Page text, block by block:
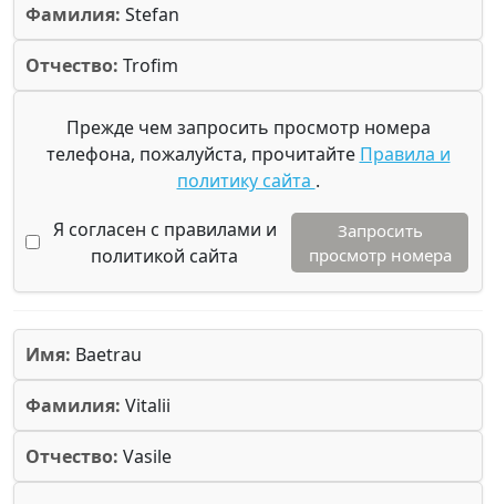
Фамилия: Stefan
Отчество: Trofim
Прежде чем запросить просмотр номера
телефона, пожалуйста, прочитайте Правила и
политику сайта .
Я согласен с правилами и
политикой сайта
Запросить
просмотр номера
Имя: Baetrau
Фамилия: Vitalii
Отчество: Vasile